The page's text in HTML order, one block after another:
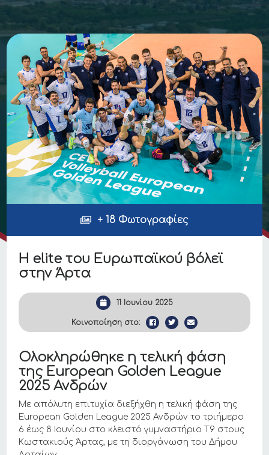
+ 18 Φωτογραφίες
Η elite του Eυρωπαϊκού βόλεϊ
στην Άρτα
11 Ιουνίου 2025
Κοινοποίηση στο:
Oλοκληρώθηκε η τελική φάση
της European Golden League
2025 Ανδρών
Με απόλυτη επιτυχία διεξήχθη η τελική φάση της
European Golden League 2025 Ανδρών το τριήμερο
6 έως 8 Ιουνίου στο κλειστό γυμναστήριο Τ9 στους
Κωστακιούς Άρτας, με τη διοργάνωση του Δήμου